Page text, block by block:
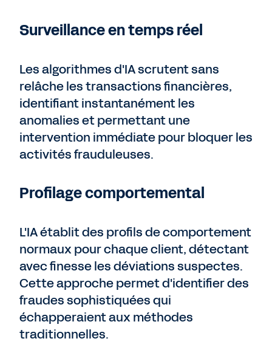
Surveillance en temps réel
Les algorithmes d'IA scrutent sans
relâche les transactions financières,
identifiant instantanément les
anomalies et permettant une
intervention immédiate pour bloquer les
activités frauduleuses.
Profilage comportemental
L'IA établit des profils de comportement
normaux pour chaque client, détectant
avec finesse les déviations suspectes.
Cette approche permet d'identifier des
fraudes sophistiquées qui
échapperaient aux méthodes
traditionnelles.